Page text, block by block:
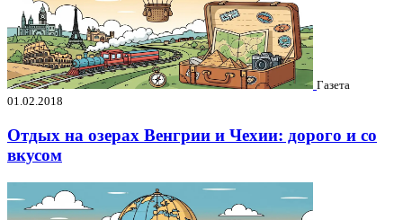
Газета
01.02.2018
Отдых на озерах Венгрии и Чехии: дорого и со
вкусом